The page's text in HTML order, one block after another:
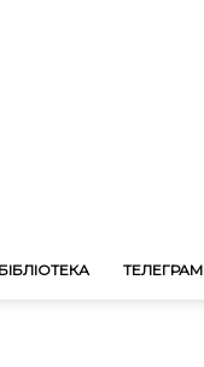
БІБЛІОТЕКА ТЕЛЕГРАМ